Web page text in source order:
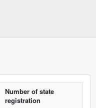
Number of state
registration